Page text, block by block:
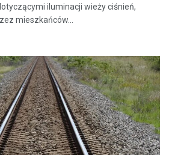
iluminacji wieży ciśnień,
mieszkańców...